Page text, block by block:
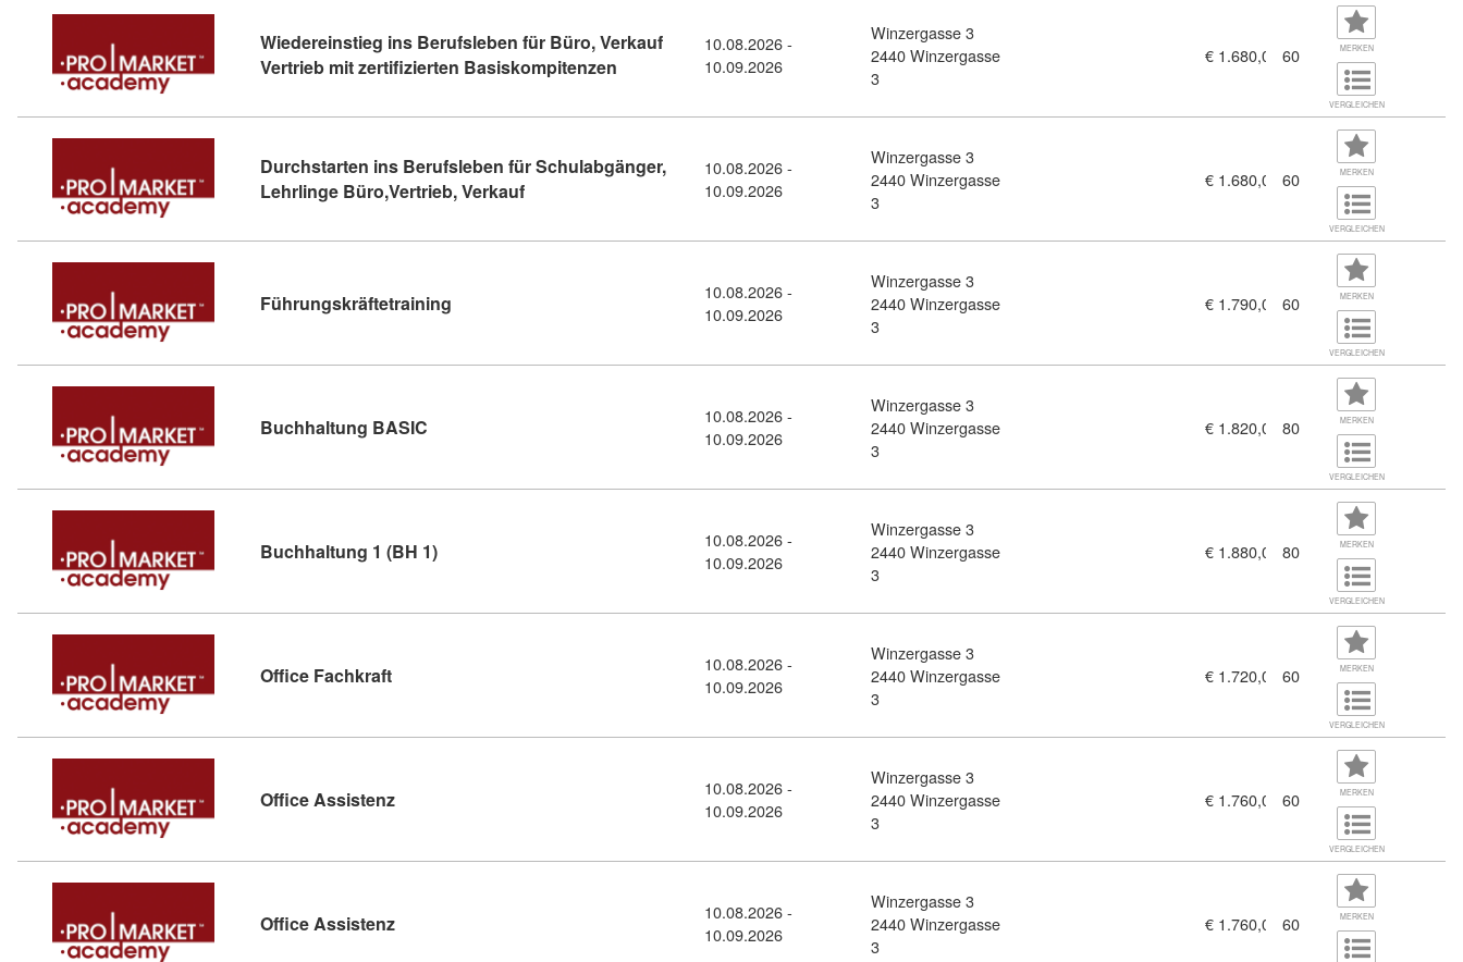
Wiedereinstieg ins Berufsleben für Büro, Verkauf
Vertrieb mit zertifizierten Basiskompitenzen Kursdetail: Wiedereinstieg ins Berufsleben für Büro, Verkauf Vertrieb mit zertifizierten Basiskompitenzen
10.08.2026 -
10.09.2026
Winzergasse 3
2440 Winzergasse
3
€ 1.680,00 60 MERKEN
VERGLEICHEN
Durchstarten ins Berufsleben für Schulabgänger,
Lehrlinge Büro,Vertrieb, VerkaufKursdetail: Durchstarten ins Berufsleben für Schulabgänger, Lehrlinge Büro,Vertrieb, Verkauf (11436365)
10.08.2026 -
10.09.2026
Winzergasse 3
2440 Winzergasse
3
€ 1.680,00 60 MERKEN
VERGLEICHEN
Führungskräftetraining Kursdetail: Führungskräftetraining (11436334)
10.08.2026 -
10.09.2026
Winzergasse 3
2440 Winzergasse
3
€ 1.790,00 60 MERKEN
VERGLEICHEN
Buchhaltung BASIC Kursdetail: Buchhaltung BASIC (11436354)10.08.2026 -
10.09.2026
Winzergasse 3
2440 Winzergasse
3
€ 1.820,00 80 MERKEN
VERGLEICHEN
Buchhaltung 1 (BH 1)Kursdetail: Buchhaltung 1 (BH 1) (11436358)
10.08.2026 -
10.09.2026
Winzergasse 3
2440 Winzergasse
3
€ 1.880,00 80 MERKEN
VERGLEICHEN
Office FachkraftKursdetail: Office Fachkraft (11436314)
10.08.2026 -
10.09.2026
Winzergasse 3
2440 Winzergasse
3
€ 1.720,00 60 MERKEN
VERGLEICHEN
Office AssistenzKursdetail: Office Assistenz (11436318)
10.08.2026 -
10.09.2026
Winzergasse 3
2440 Winzergasse
3
€ 1.760,00 60 MERKEN
VERGLEICHEN
Office AssistenzKursdetail: Office Assistenz (11436322)
10.08.2026 -
10.09.2026
Winzergasse 3
2440 Winzergasse
3
€ 1.760,00 60 MERKEN